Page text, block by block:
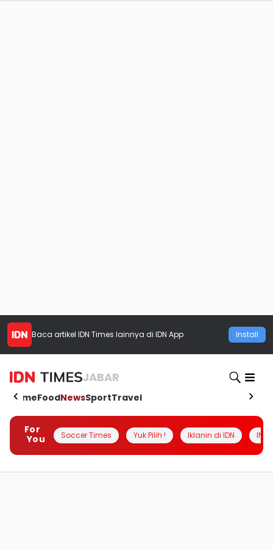
Baca artikel IDN Times lainnya di IDN App Install
JABAR
HomeFoodNewsSportTravel
For
You
Soccer Times Yuk Pilih ! Iklanin di IDN